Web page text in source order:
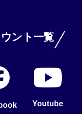
ント一覧
Youtube